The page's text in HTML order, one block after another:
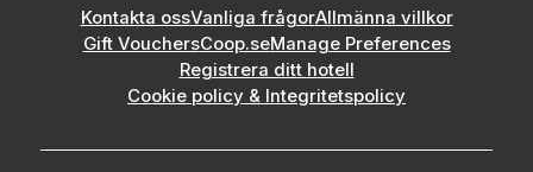
Kontakta ossVanliga frågorAllmänna villkor
Gift VouchersCoop.seManage Preferences
Registrera ditt hotell
Cookie policy & Integritetspolicy